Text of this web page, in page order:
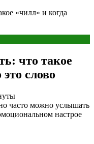
«чилл» и когда
что такое
слово
часто можно услышать
настрое